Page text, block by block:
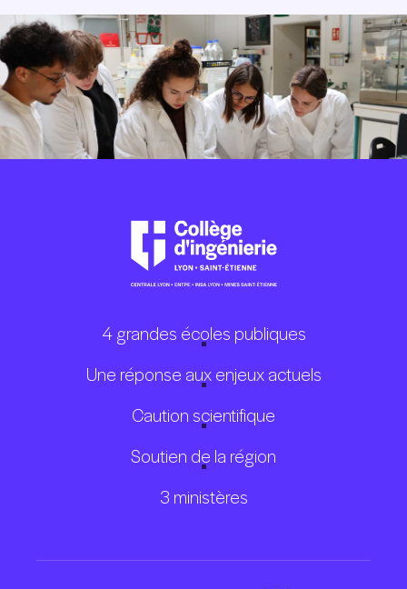
4 grandes écoles publiques
Une réponse aux enjeux actuels
Caution scientifique
Soutien de la région
3 ministères